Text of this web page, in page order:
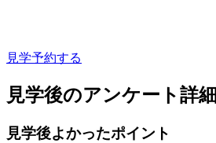
見学予約する
見学後のアンケート詳細
見学後よかったポイント